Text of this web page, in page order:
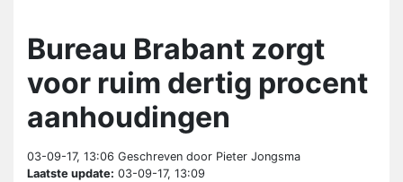
Bureau Brabant zorgt
voor ruim dertig procent
aanhoudingen
03-09-17, 13:06 Geschreven door Pieter Jongsma
Laatste update: 03-09-17, 13:09